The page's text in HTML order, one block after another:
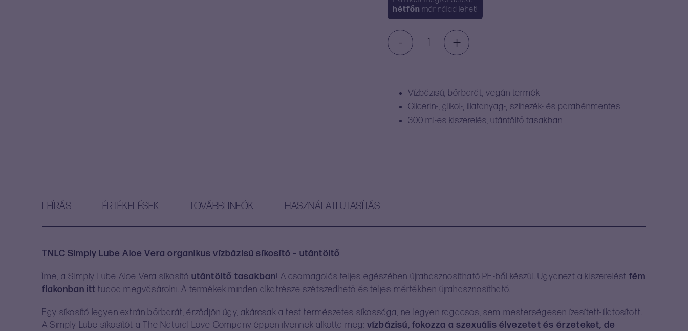
hétfőn már nálad lehet!
-
TNLC
Vera
síkosító
utántöltő
(300
+
Vízbázisú, bőrbarát, vegán termék
Glicerin-, glikol-, illatanyag-, színezék- és parabénmentes
300 ml-es kiszerelés, utántöltő tasakban
LEÍRÁS ÉRTÉKELÉSEK TOVÁBBI INFÓK HASZNÁLATI UTASÍTÁS
TNLC Simply Lube Aloe Vera organikus vízbázisú síkosító – utántöltő
Íme, a Simply Lube Aloe Vera síkosító utántöltő tasakban! A csomagolás teljes egészében újrahasznosítható PE-ből készül. Ugyanezt a kiszerelést fém
flakonban itt tudod megvásárolni. A termékek minden alkatrésze szétszedhető és teljes mértékben újrahasznosítható.
Egy síkosító legyen extrán bőrbarát, érződjön úgy, akárcsak a test természetes síkossága, ne legyen ragacsos, sem mesterségesen ízesített-illatosított.
A Simply Lube síkosítót a The Natural Love Company éppen ilyennek alkotta meg: vízbázisú, fokozza a szexuális élvezetet és érzeteket, de